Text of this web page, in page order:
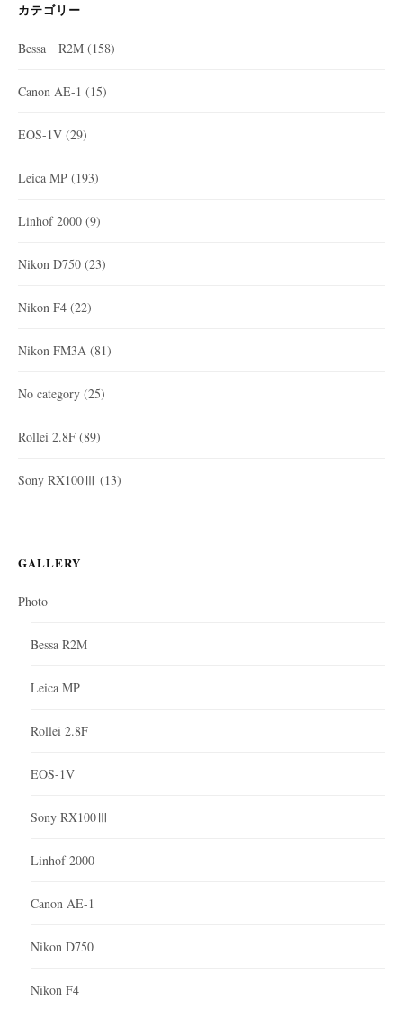
カテゴリー
Bessa R2M (158)
Canon AE-1 (15)
EOS-1V (29)
Leica MP (193)
Linhof 2000 (9)
Nikon D750 (23)
Nikon F4 (22)
Nikon FM3A (81)
No category (25)
Rollei 2.8F (89)
Sony RX100Ⅲ (13)
GALLERY
Photo
Bessa R2M
Leica MP
Rollei 2.8F
EOS-1V
Sony RX100Ⅲ
Linhof 2000
Canon AE-1
Nikon D750
Nikon F4